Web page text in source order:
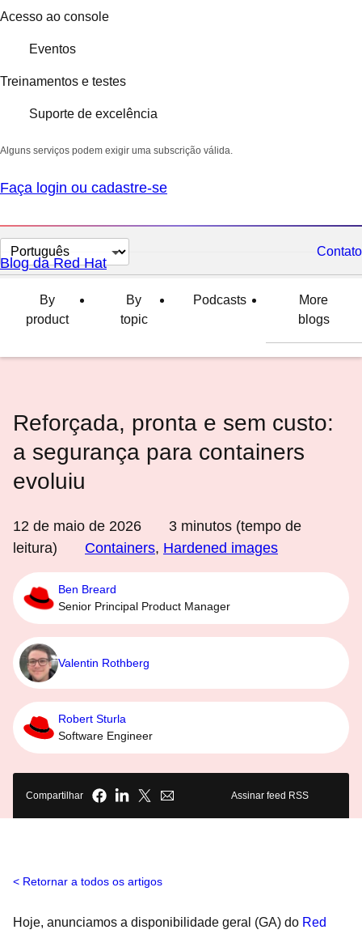
Acesso ao console
Eventos
Treinamentos e testes
Suporte de excelência
Alguns serviços podem exigir uma subscrição válida.
Faça login ou cadastre-se
Selecionar
idioma
Contato
Blog da Red Hat
By
product
By
topic
Podcasts
More
blogs
Reforçada, pronta e sem custo:
a segurança para containers
evoluiu
12 de maio de 2026 3 minutos (tempo de
leitura)
Containers, Hardened images
Ben Breard
Senior Principal Product Manager
Valentin Rothberg
Robert Sturla
Software Engineer
Compartilhar Assinar feed RSS
Retornar a todos os artigos
Hoje, anunciamos a disponibilidade geral (GA) do Red